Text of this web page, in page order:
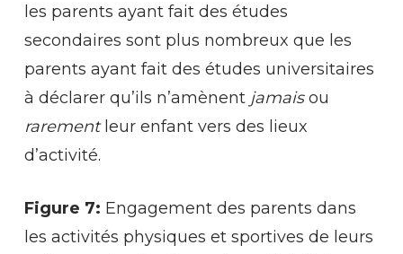
les parents ayant fait des études
secondaires sont plus nombreux que les
parents ayant fait des études universitaires
à déclarer qu’ils n’amènent jamaisou
rarementleur enfant vers des lieux
d’activité.
Figure 7: Engagement des parents dans
les activités physiques et sportives de leurs